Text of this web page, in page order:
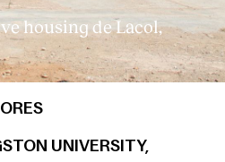
housing de Lacol,
UNIVERSITY,